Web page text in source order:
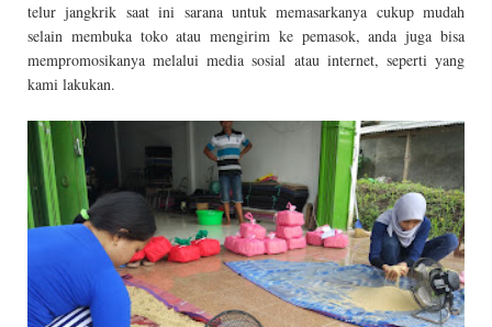
telur jangkrik saat ini sarana untuk memasarkanya cukup mudah
selain membuka toko atau mengirim ke pemasok, anda juga bisa
mempromosikanya melalui media sosial atau internet, seperti yang
kami lakukan.